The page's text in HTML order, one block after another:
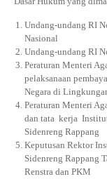
PANDUAN KKN
PANDUAN KTI
Jurnal Pitu
Jurnal Taulempu
DOKUMEN
LAPORAN
Undang-undang RI
Nasional
Undang-undang RI
Peraturan Menteri
pelaksanaan
Negara di
Peraturan Menteri
dan tata kerja
Sidenreng Rappang
Keputusan Rektor
Sidenreng Rappang
Renstra dan PKM